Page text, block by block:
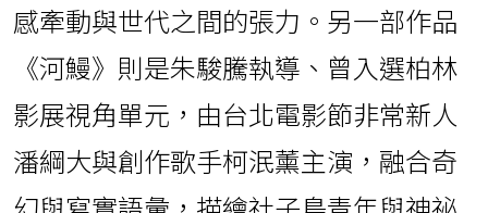
感牽動與世代之間的張力。另一部作品
《河鰻》則是朱駿騰執導、曾入選柏林
影展視角單元，由台北電影節非常新人
潘綱大與創作歌手柯泯薰主演，融合奇